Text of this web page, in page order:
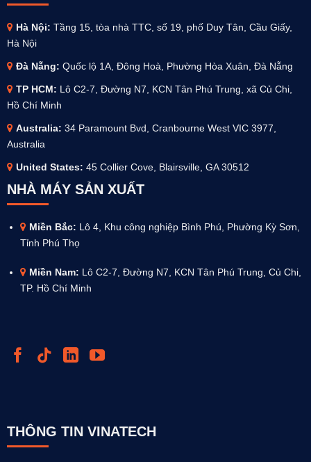
Hà Nội: Tầng 15, tòa nhà TTC, số 19, phố Duy Tân, Cầu Giấy,
Hà Nội
Đà Nẵng: Quốc lộ 1A, Đông Hoà, Phường Hòa Xuân, Đà Nẵng
TP HCM: Lô C2-7, Đường N7, KCN Tân Phú Trung, xã Củ Chi,
Hồ Chí Minh
Australia: 34 Paramount Bvd, Cranbourne West VIC 3977,
Australia
United States: 45 Collier Cove, Blairsville, GA 30512
NHÀ MÁY SẢN XUẤT
Miền Bắc: Lô 4, Khu công nghiệp Bình Phú, Phường Kỳ Sơn,
Tỉnh Phú Thọ
Miền Nam: Lô C2-7, Đường N7, KCN Tân Phú Trung, Củ Chi,
TP. Hồ Chí Minh
THÔNG TIN VINATECH